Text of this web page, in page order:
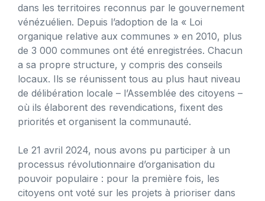
dans les territoires reconnus par le gouvernement
vénézuélien. Depuis l’adoption de la « Loi
organique relative aux communes » en 2010, plus
de 3 000 communes ont été enregistrées. Chacun
a sa propre structure, y compris des conseils
locaux. Ils se réunissent tous au plus haut niveau
de délibération locale – l’Assemblée des citoyens –
où ils élaborent des revendications, fixent des
priorités et organisent la communauté.
Le 21 avril 2024, nous avons pu participer à un
processus révolutionnaire d’organisation du
pouvoir populaire : pour la première fois, les
citoyens ont voté sur les projets à prioriser dans